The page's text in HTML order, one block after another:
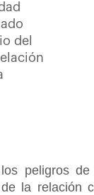
del
peligros
la relación